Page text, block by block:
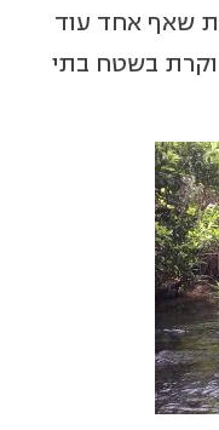
שאף אחד עוד
בשטח בתי